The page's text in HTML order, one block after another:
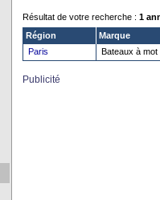
Résultat de votre recherche : 1
Région
Marque
Paris
Bateaux à mot
Publicité